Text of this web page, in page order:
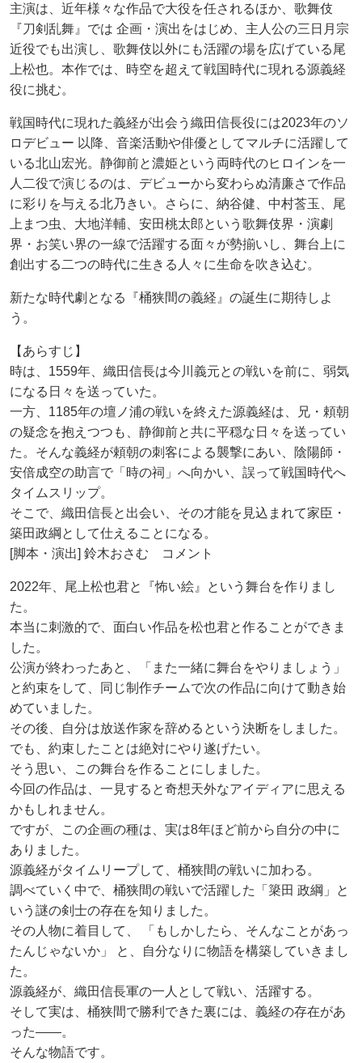
主演は、近年様々な作品で大役を任されるほか、歌舞伎
『刀剣乱舞』では 企画・演出をはじめ、主人公の三日月宗
近役でも出演し、歌舞伎以外にも活躍の場を広げている尾
上松也。本作では、時空を超えて戦国時代に現れる源義経
役に挑む。
戦国時代に現れた義経が出会う織田信長役には2023年のソ
ロデビュー 以降、音楽活動や俳優としてマルチに活躍して
いる北山宏光。静御前と濃姫という両時代のヒロインを一
人二役で演じるのは、デビューから変わらぬ清廉さで作品
に彩りを与える北乃きい。さらに、納谷健、中村莟玉、尾
上まつ虫、大地洋輔、安田桃太郎という歌舞伎界・演劇
界・お笑い界の一線で活躍する面々が勢揃いし、舞台上に
創出する二つの時代に生きる人々に生命を吹き込む。
新たな時代劇となる『桶狭間の義経』の誕生に期待しよ
う。
【あらすじ】
時は、1559年、織田信長は今川義元との戦いを前に、弱気
になる日々を送っていた。
一方、1185年の壇ノ浦の戦いを終えた源義経は、兄・頼朝
の疑念を抱えつつも、静御前と共に平穏な日々を送ってい
た。そんな義経が頼朝の刺客による襲撃にあい、陰陽師・
安倍成空の助言で「時の祠」へ向かい、誤って戦国時代へ
タイムスリップ。
そこで、織田信長と出会い、その才能を見込まれて家臣・
築田政綱として仕えることになる。
[脚本・演出] 鈴木おさむ コメント
2022年、尾上松也君と『怖い絵』という舞台を作りまし
た。
本当に刺激的で、面白い作品を松也君と作ることができま
した。
公演が終わったあと、「また一緒に舞台をやりましょう」
と約束をして、同じ制作チームで次の作品に向けて動き始
めていました。
その後、自分は放送作家を辞めるという決断をしました。
でも、約束したことは絶対にやり遂げたい。
そう思い、この舞台を作ることにしました。
今回の作品は、一見すると奇想天外なアイディアに思える
かもしれません。
ですが、この企画の種は、実は8年ほど前から自分の中に
ありました。
源義経がタイムリープして、桶狭間の戦いに加わる。
調べていく中で、桶狭間の戦いで活躍した「簗田 政綱」と
いう謎の剣士の存在を知りました。
その人物に着目して、 「もしかしたら、そんなことがあっ
たんじゃないか」 と、自分なりに物語を構築していきまし
た。
源義経が、織田信長軍の一人として戦い、活躍する。
そして実は、桶狭間で勝利できた裏には、義経の存在があ
った——。
そんな物語です。